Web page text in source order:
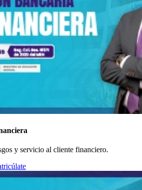
y servicio al cliente financiero.